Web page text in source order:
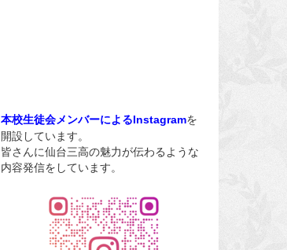
本校生徒会メンバーによるInstagramを
開設しています。
皆さんに仙台三高の魅力が伝わるような
内容発信をしています。